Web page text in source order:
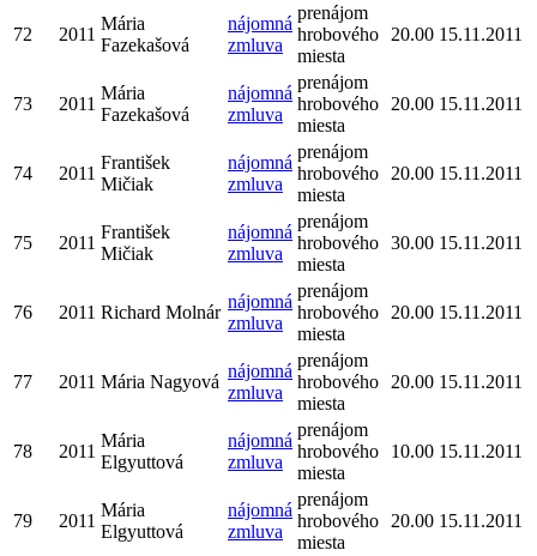
72 2011
Mária
Fazekašová
nájomná
zmluva
prenájom
hrobového
miesta
20.00 15.11.2011
73 2011
Mária
Fazekašová
nájomná
zmluva
prenájom
hrobového
miesta
20.00 15.11.2011
74 2011
František
Mičiak
nájomná
zmluva
prenájom
hrobového
miesta
20.00 15.11.2011
75 2011
František
Mičiak
nájomná
zmluva
prenájom
hrobového
miesta
30.00 15.11.2011
76 2011 Richard Molnár
nájomná
zmluva
prenájom
hrobového
miesta
20.00 15.11.2011
77 2011 Mária Nagyová
nájomná
zmluva
prenájom
hrobového
miesta
20.00 15.11.2011
78 2011
Mária
Elgyuttová
nájomná
zmluva
prenájom
hrobového
miesta
10.00 15.11.2011
79 2011
Mária
Elgyuttová
nájomná
zmluva
prenájom
hrobového
miesta
20.00 15.11.2011